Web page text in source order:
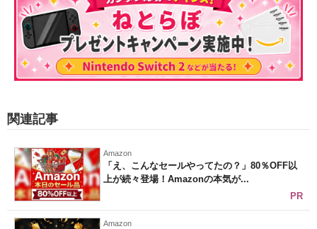
関連記事
Amazon
「え、こんなセールやってたの？」80％OFF以
上が続々登場！Amazonの本気が...
PR
Amazon